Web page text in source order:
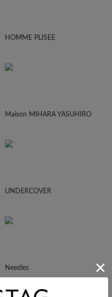
HOMME PLISEE
Maison MIHARA YASUHIRO
UNDERCOVER
Needles